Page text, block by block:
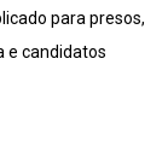
para presos,
e candidatos